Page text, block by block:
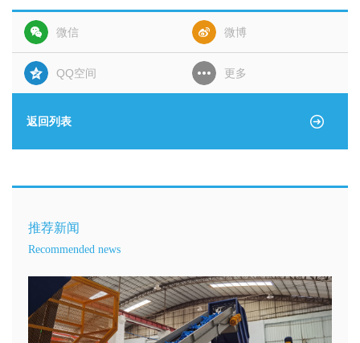
微信 微博
QQ空间 更多
返回列表
推荐新闻
Recommended news